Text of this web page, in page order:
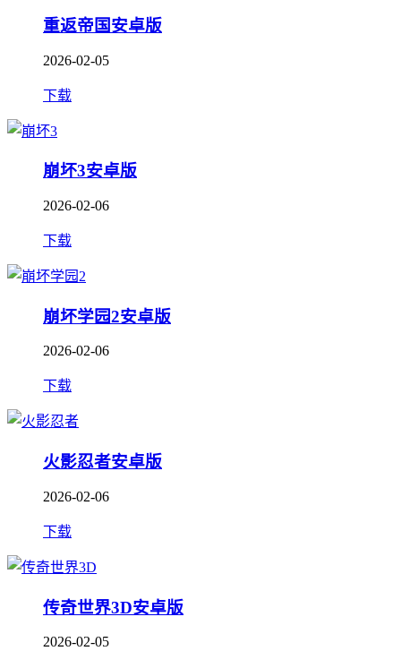
重返帝国安卓版
2026-02-05
下载
崩坏3安卓版
2026-02-06
下载
崩坏学园2安卓版
2026-02-06
下载
火影忍者安卓版
2026-02-06
下载
传奇世界3D安卓版
2026-02-05